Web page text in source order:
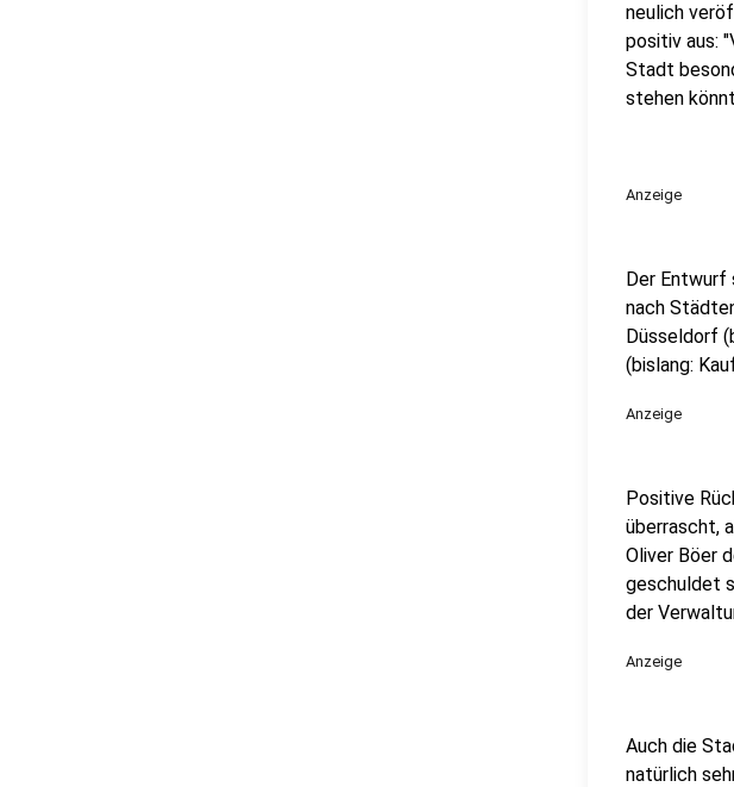
neulich
positiv aus:
Stadt
stehen
Anzeige
Der Entwurf
nach
Düsseldorf
(bislang:
Anzeige
Positive
überrascht,
Oliver Böer
geschuldet
der
Anzeige
Auch die
natürlich